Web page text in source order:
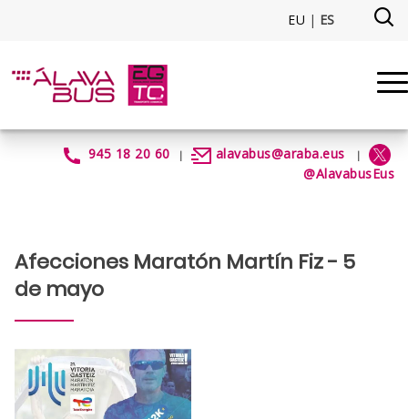
EU | ES
945 18 20 60 | alavabus@araba.eus |
@AlavabusEus
Afecciones Maratón Martín Fiz - 5
de mayo